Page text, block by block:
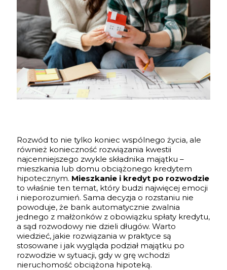
Rozwód to nie tylko koniec wspólnego życia, ale
również konieczność rozwiązania kwestii
najcenniejszego zwykle składnika majątku –
mieszkania lub domu obciążonego kredytem
hipotecznym. Mieszkanie i kredyt po rozwodzie
to właśnie ten temat, który budzi najwięcej emocji
i nieporozumień. Sama decyzja o rozstaniu nie
powoduje, że bank automatycznie zwalnia
jednego z małżonków z obowiązku spłaty kredytu,
a sąd rozwodowy nie dzieli długów. Warto
wiedzieć, jakie rozwiązania w praktyce są
stosowane i jak wygląda podział majątku po
rozwodzie w sytuacji, gdy w grę wchodzi
nieruchomość obciążona hipoteką.